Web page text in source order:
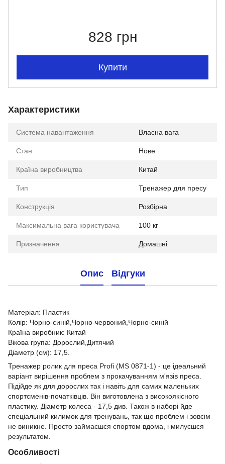
828 грн
Купити
Характеристики
Система навантаження Власна вага
Стан Нове
Країна виробництва Китай
Тип Тренажер для пресу
Конструкція Розбірна
Максимальна вага користувача 100 кг
Призначення Домашні
Опис Відгуки
Матеріал: Пластик
Колір: Чорно-синій,Чорно-червоний,Чорно-синій
Країна виробник: Китай
Вікова група: Дорослий,Дитячий
Діаметр (см): 17,5.
Тренажер ролик для преса Profi (MS 0871-1) - це ідеальний
варіант вирішення проблем з прокачуванням м'язів преса.
Підійде як для дорослих так і навіть для самих маленьких
спортсменів-початківців. Він виготовлена з високоякісного
пластику. Діаметр колеса - 17,5 див. Також в наборі йде
спеціальний килимок для тренувань, так що проблем і зовсім
не виникне. Просто займаєшся спортом вдома, і милуєшся
результатом.
Особливості